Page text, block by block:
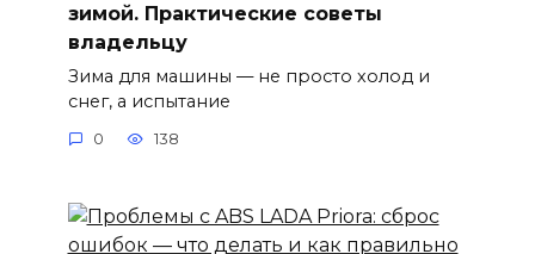
зимой. Практические советы
владельцу
Зима для машины — не просто холод и
снег, а испытание
0 138